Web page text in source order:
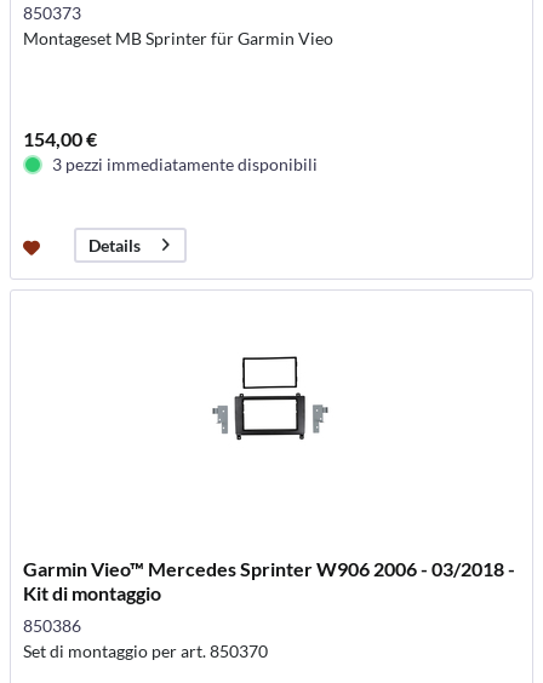
850373
Montageset MB Sprinter für Garmin Vieo
154,00 €
3 pezzi immediatamente disponibili
Details
Garmin Vieo™ Mercedes Sprinter W906 2006 - 03/2018 -
Kit di montaggio
850386
Set di montaggio per art. 850370